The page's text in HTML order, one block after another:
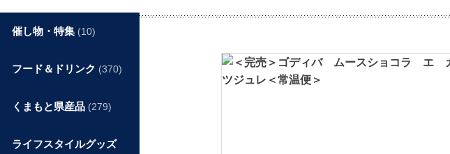
催し物・特集 (10)
フード＆ドリンク (370)
くまもと県産品 (279)
ライフスタイルグッズ